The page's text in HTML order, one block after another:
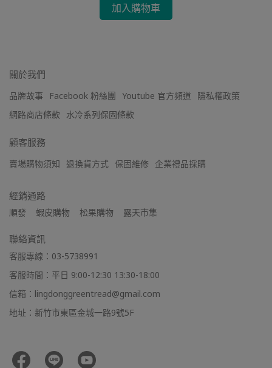
加入購物車
關於我們
品牌故事 Facebook 粉絲團 Youtube 官方頻道
隱私權政策
網路商店條款
水冷系列保固條款
顧客服務
賣場購物須知 退換貨方式 保固維修 企業禮品採購
經銷通路
順發    蝦皮購物    松果購物    露天市集
聯絡資訊
客服專線：03-5738991
客服時間：平日 9:00-12:30 13:30-18:00
信箱：lingdonggreentread@gmail.com
地址：新竹市東區金城一路9號5F